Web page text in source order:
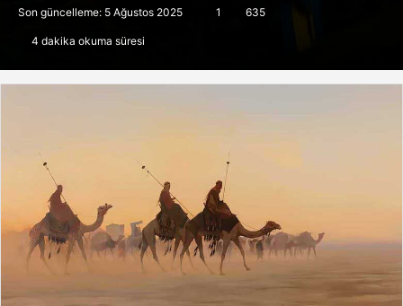
göndermek
Son güncelleme: 5 Ağustos 2025 1 635
4 dakika okuma süresi